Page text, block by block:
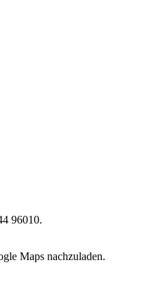
96010.
Maps nachzuladen.